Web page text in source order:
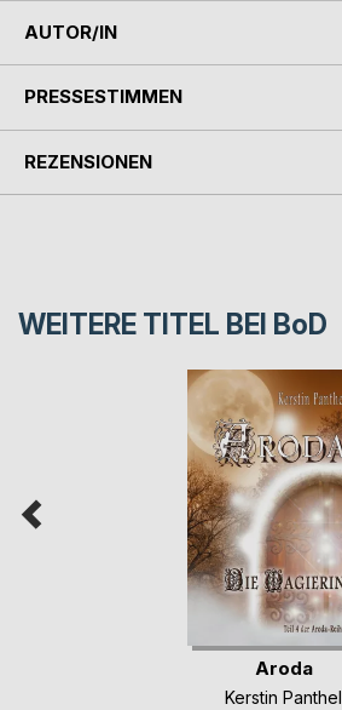
AUTOR/IN
PRESSESTIMMEN
REZENSIONEN
WEITERE TITEL BEI BoD
Aroda
Kerstin Panthel